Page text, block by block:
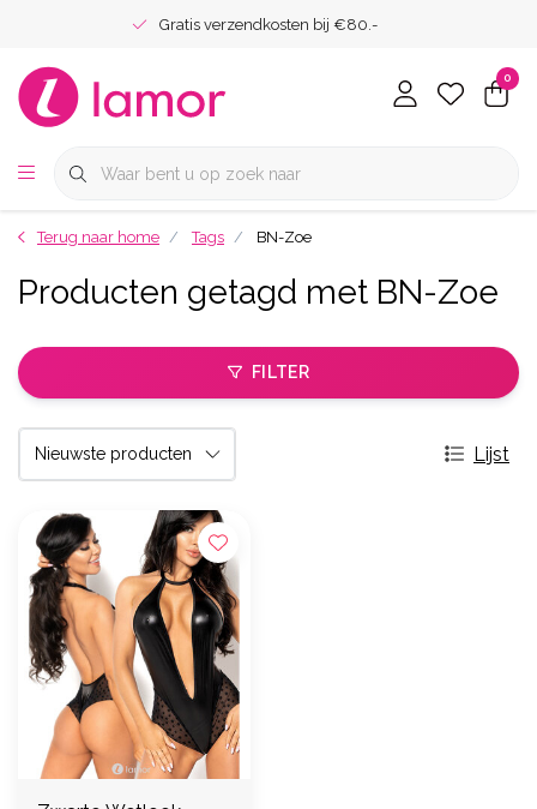
Gratis verzendkosten bij €80.-
0
Terug naar home Tags BN-Zoe
Producten getagd met BN-Zoe
FILTER
Lijst